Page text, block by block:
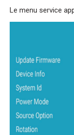
Le menu service